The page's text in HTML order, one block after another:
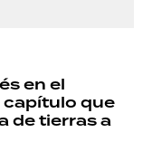
en el
capítulo que
de tierras a